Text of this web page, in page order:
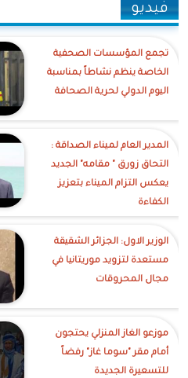
فيديو
تجمع المؤسسات الصحفية
الخاصة ينظم نشاطاً بمناسبة
اليوم الدولي لحرية الصحافة
‎المدير العام لميناء الصداقة :
التحاق زورق " مقامه" الجديد
يعكس التزام الميناء بتعزيز
الكفاءة
الوزير الاول: الجزائر الشقيقة
مستعدة لتزويد موريتانيا في
مجال المحروقات
موزعو الغاز المنزلي يحتجون
أمام مقر "سوما غاز" رفضاً
للتسعيرة الجديدة